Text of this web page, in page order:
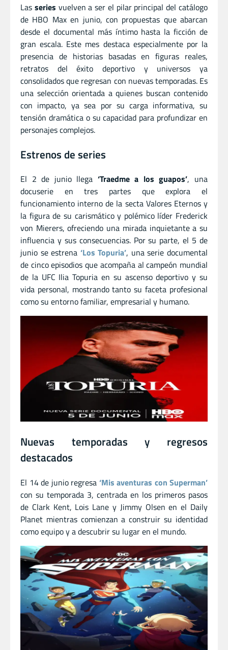
Las series vuelven a ser el pilar principal del catálogo
de HBO Max en junio, con propuestas que abarcan
desde el documental más íntimo hasta la ficción de
gran escala. Este mes destaca especialmente por la
presencia de historias basadas en figuras reales,
retratos del éxito deportivo y universos ya
consolidados que regresan con nuevas temporadas. Es
una selección orientada a quienes buscan contenido
con impacto, ya sea por su carga informativa, su
tensión dramática o su capacidad para profundizar en
personajes complejos.
Estrenos de series
El 2 de junio llega ‘Traedme a los guapos’, una
docuserie en tres partes que explora el
funcionamiento interno de la secta Valores Eternos y
la figura de su carismático y polémico líder Frederick
von Mierers, ofreciendo una mirada inquietante a su
influencia y sus consecuencias. Por su parte, el 5 de
junio se estrena ‘Los Topuria’, una serie documental
de cinco episodios que acompaña al campeón mundial
de la UFC Ilia Topuria en su ascenso deportivo y su
vida personal, mostrando tanto su faceta profesional
como su entorno familiar, empresarial y humano.
Nuevas temporadas y regresos
destacados
El 14 de junio regresa ‘Mis aventuras con Superman’
con su temporada 3, centrada en los primeros pasos
de Clark Kent, Lois Lane y Jimmy Olsen en el Daily
Planet mientras comienzan a construir su identidad
como equipo y a descubrir su lugar en el mundo.